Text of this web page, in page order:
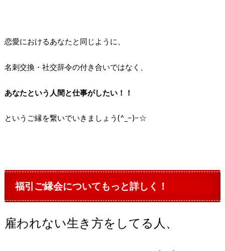
恋愛におけるあなたと同じように、
名刺交換・社交辞令の付き合いではなく、
あなたという人間と仕事がしたい！！
というご縁を繋いでいきましょう(^_−)−☆
福引ご縁会についてもっと詳しく！
雇われない生き方をしてる人、